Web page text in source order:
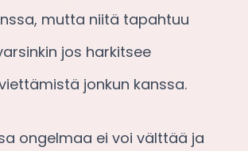
mutta niitä tapahtuu
jos harkitsee
jonkun kanssa.
ongelmaa ei voi välttää ja